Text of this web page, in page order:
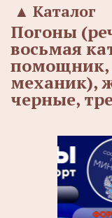
Каталог
▲
Погоны
восьмая
помощник,
механик),
черные,